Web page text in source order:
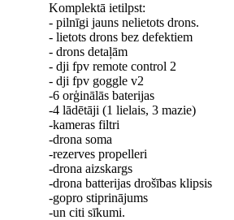
Komplektā ietilpst:
- pilnīgi jauns nelietots drons.
- lietots drons bez defektiem
- drons detaļām
- dji fpv remote control 2
- dji fpv goggle v2
-6 orģinālās baterijas
-4 lādētāji (1 lielais, 3 mazie)
-kameras filtri
-drona soma
-rezerves propelleri
-drona aizskargs
-drona batterijas drošības klipsis
-gopro stiprinājums
-un citi sīkumi.